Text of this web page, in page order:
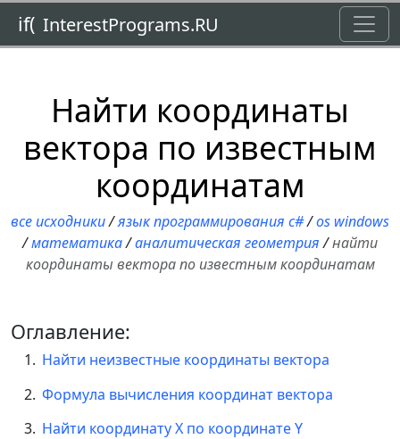
if( InterestPrograms.RU
Найти координаты
вектора по известным
координатам
все исходники/язык программирования c#/os windows
/математика/аналитическая геометрия/найти
координаты вектора по известным координатам
Оглавление:
Найти неизвестные координаты вектора
Формула вычисления координат вектора
Найти координату X по координате Y